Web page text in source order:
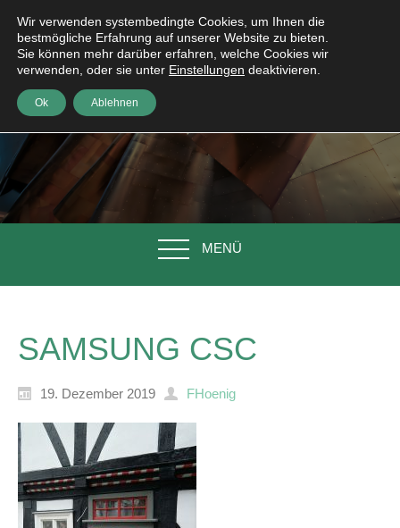
MENÜ
SAMSUNG CSC
19. Dezember 2019 FHoenig
Wir verwenden systembedingte Cookies, um Ihnen die
bestmögliche Erfahrung auf unserer Website zu bieten.
Sie können mehr darüber erfahren, welche Cookies wir
verwenden, oder sie unter Einstellungen deaktivieren.
Ok Ablehnen